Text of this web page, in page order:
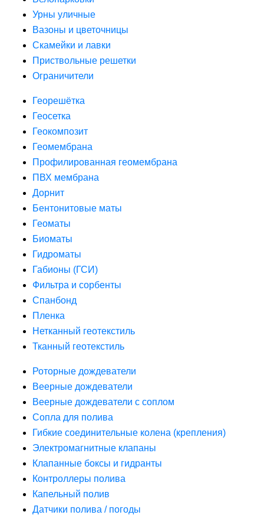
Урны уличные
Вазоны и цветочницы
Скамейки и лавки
Приствольные решетки
Ограничители
Георешётка
Геосетка
Геокомпозит
Геомембрана
Профилированная геомембрана
ПВХ мембрана
Дорнит
Бентонитовые маты
Геоматы
Биоматы
Гидроматы
Габионы (ГСИ)
Фильтра и сорбенты
Спанбонд
Пленка
Нетканный геотекстиль
Тканный геотекстиль
Роторные дождеватели
Веерные дождеватели
Веерные дождеватели с соплом
Сопла для полива
Гибкие соединительные колена (крепления)
Электромагнитные клапаны
Клапанные боксы и гидранты
Контроллеры полива
Капельный полив
Датчики полива / погоды